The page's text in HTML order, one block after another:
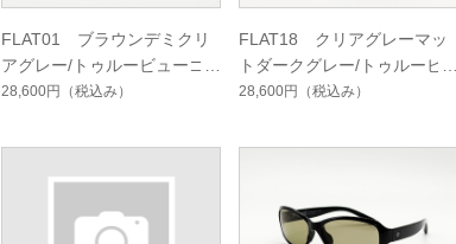
FLAT01 ブラウンデミクリ
アグレー/トゥルービューゴ
ルフハードマルチシングルコ
28,600円 （税込み）
FLAT18 クリアグレーマッ
トダークグレー/トゥルービ
ューフォーカスハードマルチ
28,600円 （税込み）